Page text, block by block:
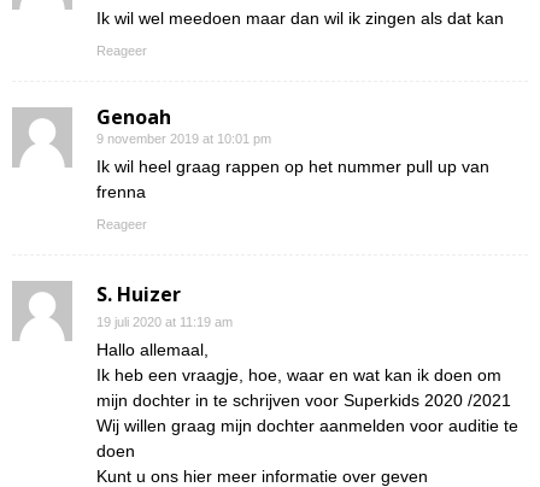
Ik wil wel meedoen maar dan wil ik zingen als dat kan
Reageer
Genoah
9 november 2019 at 10:01 pm
Ik wil heel graag rappen op het nummer pull up van
frenna
Reageer
S. Huizer
19 juli 2020 at 11:19 am
Hallo allemaal,
Ik heb een vraagje, hoe, waar en wat kan ik doen om
mijn dochter in te schrijven voor Superkids 2020 /2021
Wij willen graag mijn dochter aanmelden voor auditie te
doen
Kunt u ons hier meer informatie over geven